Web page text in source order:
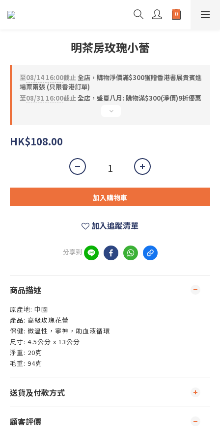
明茶房玫瑰小蕾
至08/14 16:00截止全店，購物淨價滿$300獲贈香港書展貴賓進
場票兩張 (只限香港訂單)
至08/31 16:00截止全店，盛夏八月: 購物滿$300(淨價)9折優惠
HK$108.00
加入購物車
加入追蹤清單
分享到
商品描述
原產地: 中國
產品: 高級玫瑰花蕾
保健: 微溫性，寧神，助血液循環
尺寸: 4.5公分 x 13公分
淨重: 20克
毛重: 94克
送貨及付款方式
顧客評價